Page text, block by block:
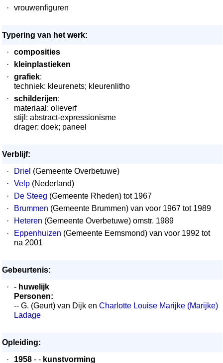
·
vrouwenfiguren
Typering van het werk:
·
composities
·
kleinplastieken
·
grafiek:
techniek: kleurenets; kleurenlitho
·
schilderijen:
materiaal: olieverf
stijl: abstract-expressionisme
drager: doek; paneel
Verblijf:
·
Driel (Gemeente Overbetuwe)
·
Velp (Nederland)
·
De Steeg (Gemeente Rheden) tot 1967
·
Brummen (Gemeente Brummen) van voor 1967 tot 1989
·
Heteren (Gemeente Overbetuwe) omstr. 1989
·
Eppenhuizen (Gemeente Eemsmond) van voor 1992 tot
na 2001
Gebeurtenis:
·
- huwelijk
Personen:
-- G. (Geurt) van Dijk en Charlotte Louise Marijke (Marijke)
Ladage
Opleiding:
·
1958 - - kunstvorming